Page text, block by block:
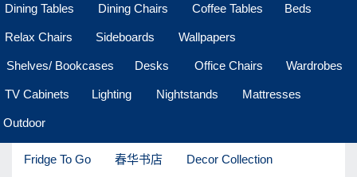
Dining Tables Dining Chairs Coffee Tables Beds
Relax Chairs Sideboards Wallpapers
Shelves/ Bookcases Desks Office Chairs Wardrobes
TV Cabinets Lighting Nightstands Mattresses
Outdoor
Fridge To Go 春华书店 Decor Collection